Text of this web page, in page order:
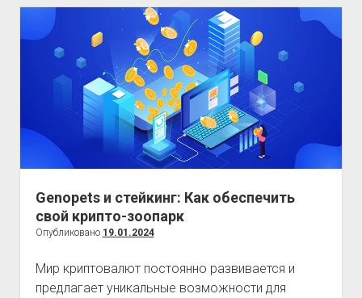
питання:
важливість
консультації
педіатра
та
терапевта
Genopets и стейкинг: Как обеспечить
свой крипто-зоопарк
Опубликовано 19.01.2024
Мир криптовалют постоянно развивается и
предлагает уникальные возможности для